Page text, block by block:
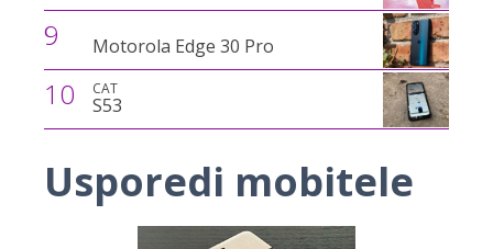
9 Motorola Edge 30 Pro
10 CAT
S53
Usporedi mobitele